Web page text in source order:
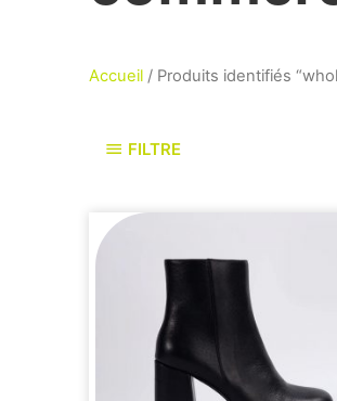
Accueil / Produits identifiés
FILTRE